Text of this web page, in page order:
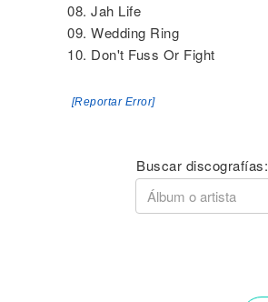
08. Jah Life
09. Wedding Ring
10. Don't Fuss Or Fight
[Reportar Error]
Buscar discografías: